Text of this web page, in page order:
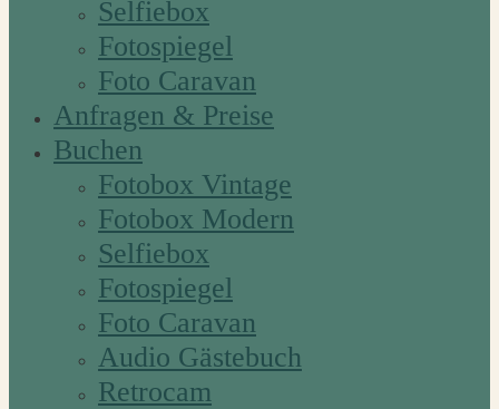
Selfiebox
Fotospiegel
Foto Caravan
Anfragen & Preise
Buchen
Fotobox Vintage
Fotobox Modern
Selfiebox
Fotospiegel
Foto Caravan
Audio Gästebuch
Retrocam